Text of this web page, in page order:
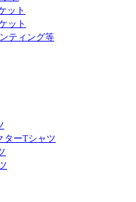
ット
ット
ティング等
ターTシャツ